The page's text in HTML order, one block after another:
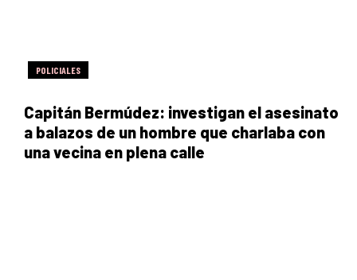
POLICIALES
Capitán Bermúdez: investigan el asesinato
a balazos de un hombre que charlaba con
una vecina en plena calle